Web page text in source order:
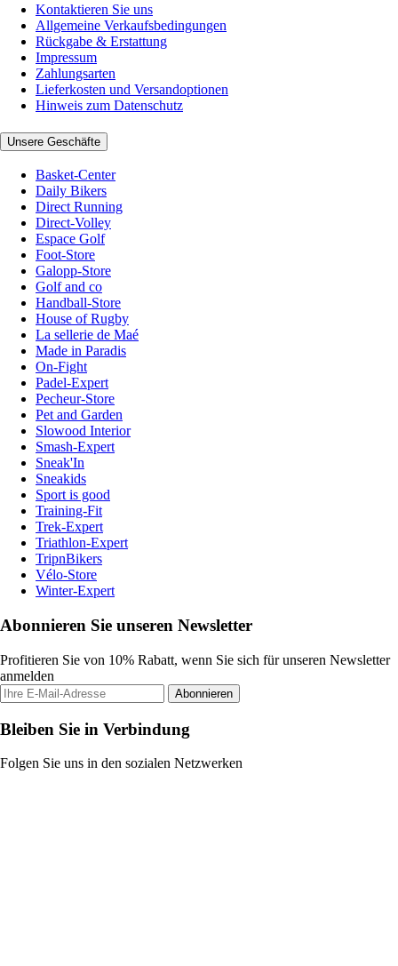
Kontaktieren Sie uns
Allgemeine Verkaufsbedingungen
Rückgabe & Erstattung
Impressum
Zahlungsarten
Lieferkosten und Versandoptionen
Hinweis zum Datenschutz
Unsere Geschäfte
Basket-Center
Daily Bikers
Direct Running
Direct-Volley
Espace Golf
Foot-Store
Galopp-Store
Golf and co
Handball-Store
House of Rugby
La sellerie de Maé
Made in Paradis
On-Fight
Padel-Expert
Pecheur-Store
Pet and Garden
Slowood Interior
Smash-Expert
Sneak'In
Sneakids
Sport is good
Training-Fit
Trek-Expert
Triathlon-Expert
TripnBikers
Vélo-Store
Winter-Expert
Abonnieren Sie unseren Newsletter
Profitieren Sie von 10% Rabatt, wenn Sie sich für unseren Newsletter
anmelden
Abonnieren
Bleiben Sie in Verbindung
Folgen Sie uns in den sozialen Netzwerken